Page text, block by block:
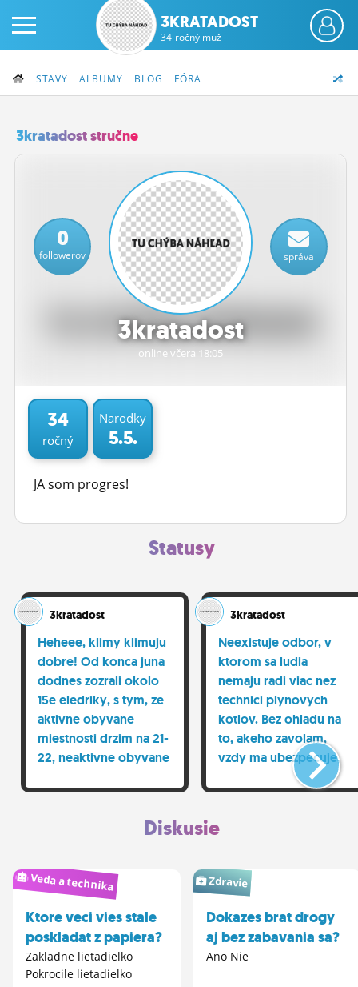
ČINŽIAK
FÓRUM
STATUSY
BLOGY
OBRÁZKY
MÔJ PROFIL
NASTAVENIA
3KRATADOST
34-ročný muž
STAVY ALBUMY BLOG FÓRA
3kratadost stručne
3kratadost
online včera 18:05
0
followerov správa
34
ročný
Narodky
5.5.
JA som progres!
Statusy
3kratadost
Heheee, klimy klimuju
dobre! Od konca juna
dodnes zozrali okolo
15e eledriky, s tym, ze
aktivne obyvane
miestnosti drzim na 21-
22, neaktivne obyvane
su stale len na 23,5.
3kratadost
Neexistuje odbor, v
ktorom sa ludia
nemaju radi viac nez
technici plynovych
kotlov. Bez ohladu na
to, akeho zavolam,
vzdy ma ubezpecuje,
ze ten, co tu reviziu
robil naposledy, bol
Diskusie
Veda a technika
Ktore veci vies stale
poskladat z papiera?
Zakladne lietadielko
Pokrocile lietadielko
Zdravie
Dokazes brat drogy
aj bez zabavania sa?
Ano Nie